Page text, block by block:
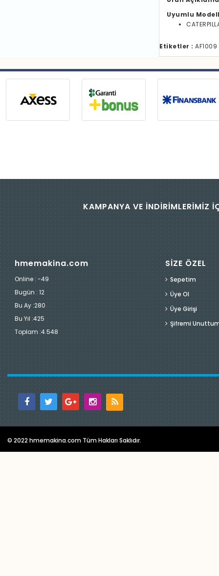
Uyumlu
Etiketler : AF1009
KAMPANYA VE İNDİRİMLERİMİZ
hmemakina.com
Online : -49
Bugün : 12
Bu Ay :280
Bu Yıl :425
Toplam :4.548
SİZE ÖZEL
Sepetim
Üye Ol
Üye Girişi
Şifremi
© 2022 hmemakina.com Tüm Hakları Saklıdır.